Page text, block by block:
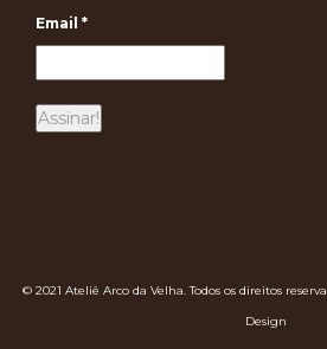
Email *
© 2021 Ateliê Arco da Velha. Todos os direitos
Design